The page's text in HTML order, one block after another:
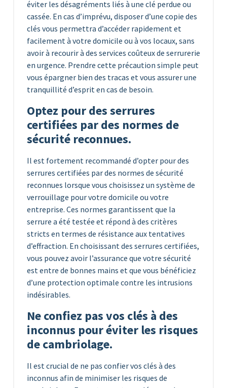
éviter les désagréments liés à une clé perdue ou
cassée. En cas d’imprévu, disposer d’une copie des
clés vous permettra d’accéder rapidement et
facilement à votre domicile ou à vos locaux, sans
avoir à recourir à des services coûteux de serrurerie
en urgence. Prendre cette précaution simple peut
vous épargner bien des tracas et vous assurer une
tranquillité d’esprit en cas de besoin.
Optez pour des serrures
certifiées par des normes de
sécurité reconnues.
Il est fortement recommandé d’opter pour des
serrures certifiées par des normes de sécurité
reconnues lorsque vous choisissez un système de
verrouillage pour votre domicile ou votre
entreprise. Ces normes garantissent que la
serrure a été testée et répond à des critères
stricts en termes de résistance aux tentatives
d’effraction. En choisissant des serrures certifiées,
vous pouvez avoir l’assurance que votre sécurité
est entre de bonnes mains et que vous bénéficiez
d’une protection optimale contre les intrusions
indésirables.
Ne confiez pas vos clés à des
inconnus pour éviter les risques
de cambriolage.
Il est crucial de ne pas confier vos clés à des
inconnus afin de minimiser les risques de